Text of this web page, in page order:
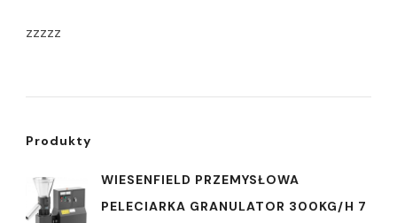
zzzzz
Produkty
WIESENFIELD PRZEMYSŁOWA
PELECIARKA GRANULATOR 300KG/H 7